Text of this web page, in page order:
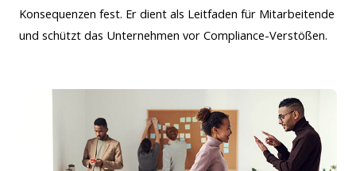
Konsequenzen fest. Er dient als Leitfaden für Mitarbeitende
und schützt das Unternehmen vor Compliance-Verstößen.